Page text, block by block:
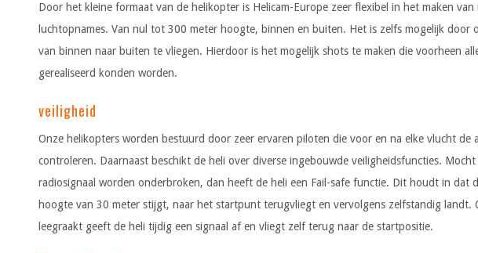
Door het kleine formaat van de helikopter is Helicam-Europe zeer flexibel in het maken van
luchtopnames. Van nul tot 300 meter hoogte, binnen en buiten. Het is zelfs mogelijk door
van binnen naar buiten te vliegen. Hierdoor is het mogelijk shots te maken die voorheen
gerealiseerd konden worden.
veiligheid
Onze helikopters worden bestuurd door zeer ervaren piloten die voor en na elke vlucht de
controleren. Daarnaast beschikt de heli over diverse ingebouwde veiligheidsfuncties.
radiosignaal worden onderbroken, dan heeft de heli een Fail-safe functie. Dit houdt in dat
hoogte van 30 meter stijgt, naar het startpunt terugvliegt en vervolgens zelfstandig landt.
leegraakt geeft de heli tijdig een signaal af en vliegt zelf terug naar de startpositie.